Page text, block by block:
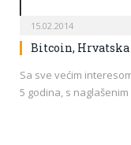
15.02.2014
Bitcoin,
Sa sve većim
5 godina, s